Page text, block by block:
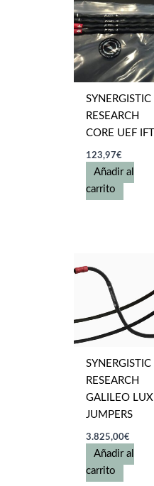
SYNERGISTIC
RESEARCH
CORE UEF IFT
123,97€
Añadir al
carrito
SYNERGISTIC
RESEARCH
GALILEO LUX
JUMPERS
3.825,00€
Añadir al
carrito